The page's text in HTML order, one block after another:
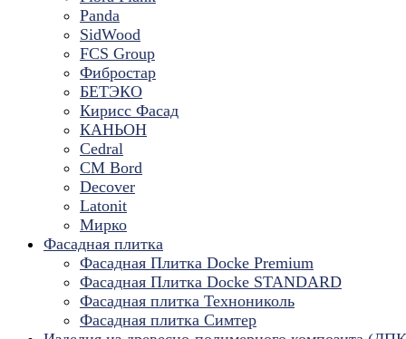
Panda
SidWood
FCS Group
Фибростар
БЕТЭКО
Кирисс Фасад
КАНЬОН
Cedral
CM Bord
Decover
Latonit
Мирко
Фасадная плитка
Фасадная Плитка Docke Premium
Фасадная Плитка Docke STANDARD
Фасадная плитка Технониколь
Фасадная плитка Симтер